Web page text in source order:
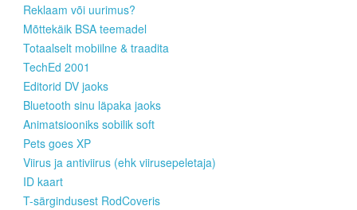
Reklaam või uurimus?
Mõttekäik BSA teemadel
Totaalselt mobiilne & traadita
TechEd 2001
Editorid DV jaoks
Bluetooth sinu läpaka jaoks
Animatsiooniks sobilik soft
Pets goes XP
Viirus ja antiviirus (ehk viirusepeletaja)
ID kaart
T-särgindusest RodCoveris